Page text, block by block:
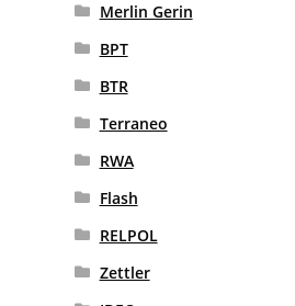
Merlin Gerin
BPT
BTR
Terraneo
RWA
Flash
RELPOL
Zettler